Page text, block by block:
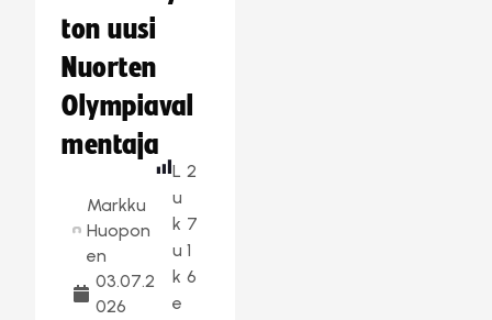
ton uusi
Nuorten
Olympiaval
mentaja
Markku
Huopon
en
03.07.2
026
L
u
k
u
k
e
2
7
1
6